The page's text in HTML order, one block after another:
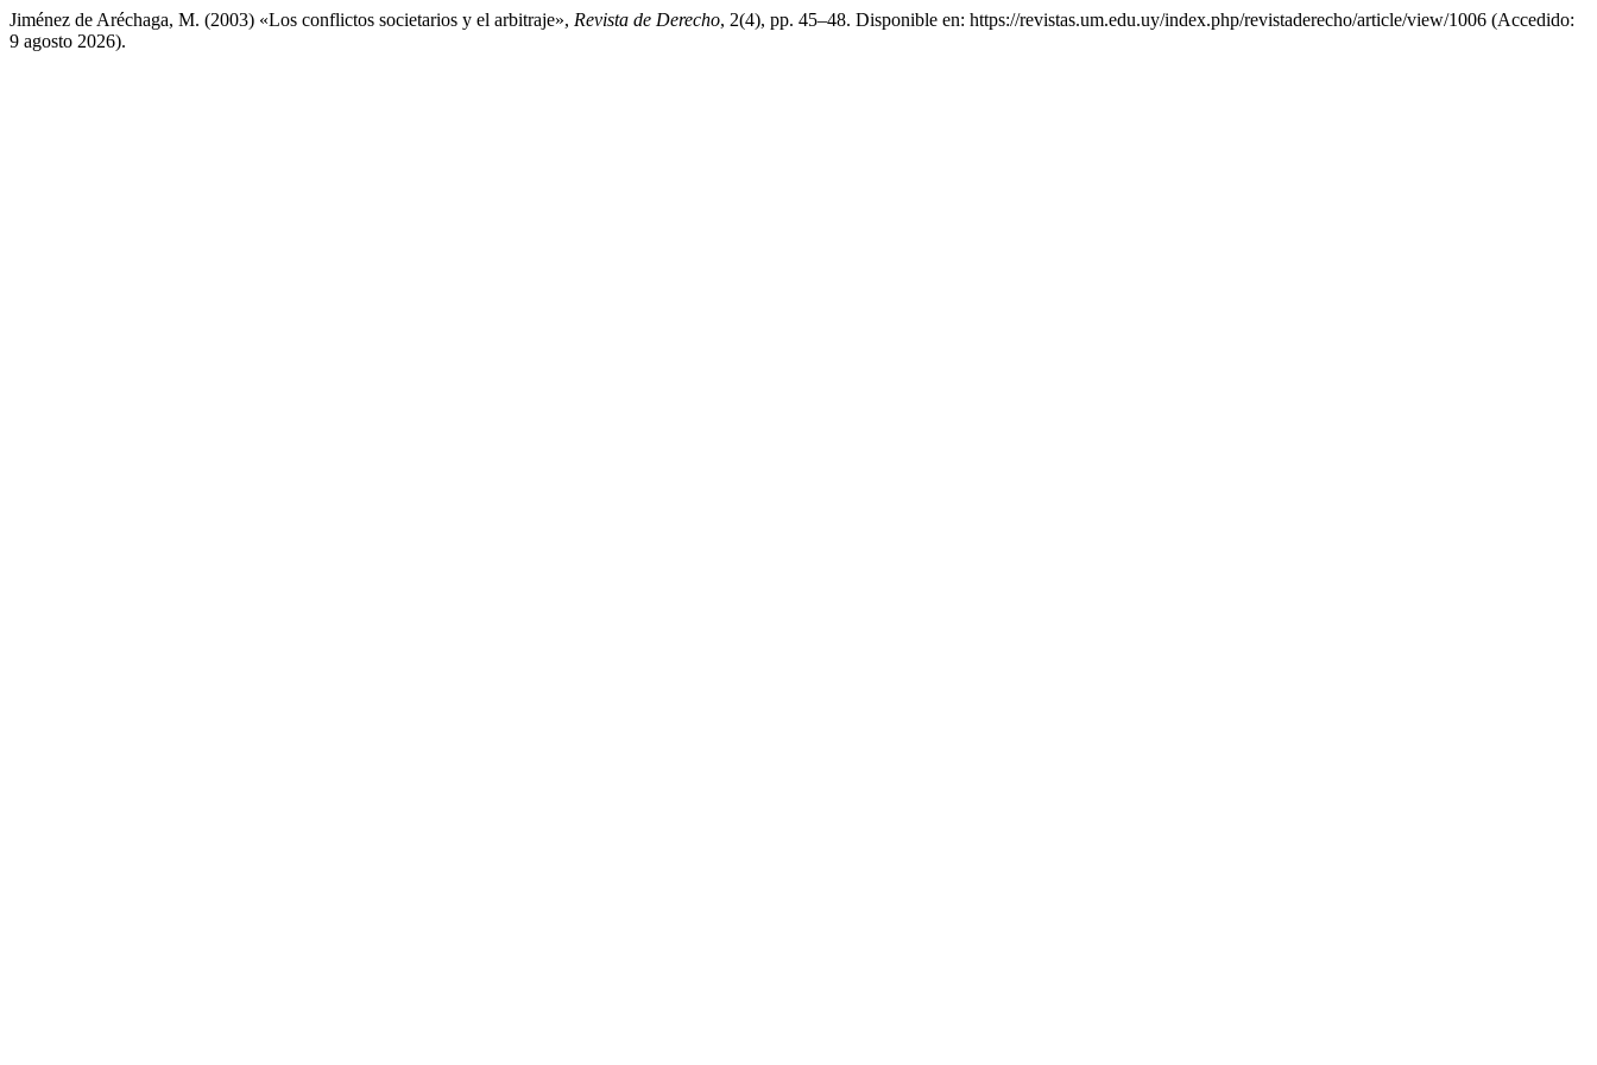
Jiménez de Aréchaga, M. (2003) «Los conflictos societarios y el arbitraje», Revista de Derecho, 2(4), pp. 45–48. Disponible en: https://revistas.um.edu.uy/index.php/revistaderecho/article/view/1006 (Accedido:
9 agosto 2026).